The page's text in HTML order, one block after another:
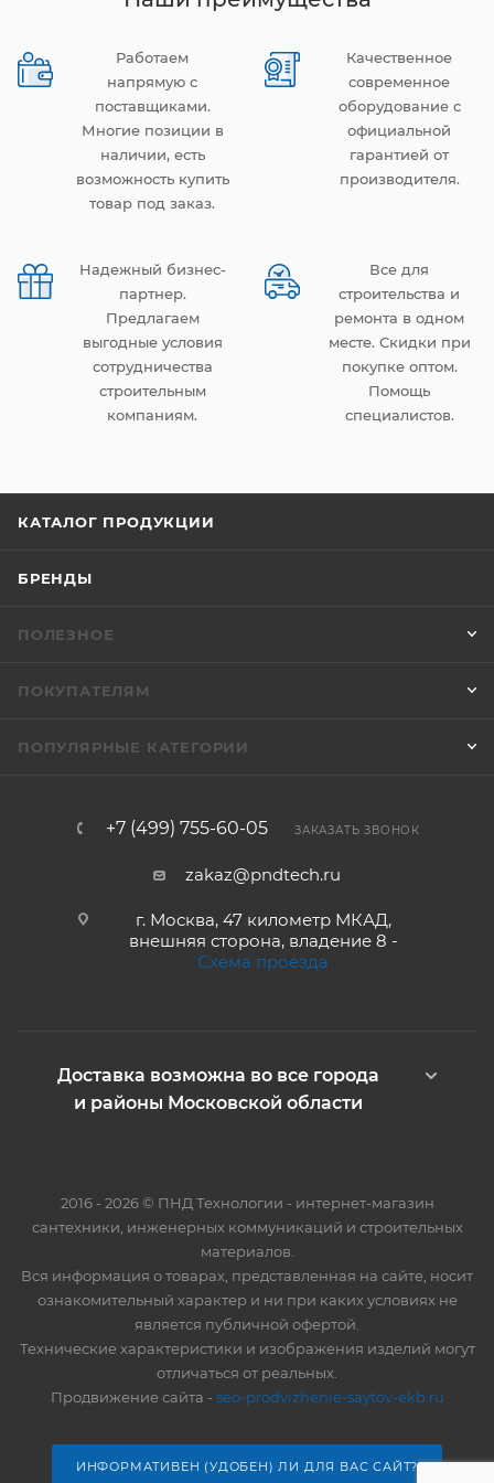
Работаем
напрямую с
поставщиками.
Многие позиции в
наличии, есть
возможность купить
товар под заказ.
Качественное
современное
оборудование с
официальной
гарантией от
производителя.
Надежный бизнес-
партнер.
Предлагаем
выгодные условия
сотрудничества
строительным
компаниям.
Все для
строительства и
ремонта в одном
месте. Скидки при
покупке оптом.
Помощь
специалистов.
КАТАЛОГ ПРОДУКЦИИ
БРЕНДЫ
ПОЛЕЗНОЕ
ПОКУПАТЕЛЯМ
ПОПУЛЯРНЫЕ КАТЕГОРИИ
+7 (499) 755-60-05 ЗАКАЗАТЬ ЗВОНОК
zakaz@pndtech.ru
г. Москва, 47 километр МКАД,
внешняя сторона, владение 8 -
Схема проезда
Доставка возможна во все города
и районы Московской области
2016 - 2026 © ПНД Технологии - интернет-магазин
сантехники, инженерных коммуникаций и строительных
материалов.
Вся информация о товарах, представленная на сайте, носит
ознакомительный характер и ни при каких условиях не
является публичной офертой.
Технические характеристики и изображения изделий могут
отличаться от реальных.
Продвижение сайта - seo-prodvizhenie-saytov-ekb.ru
ИНФОРМАТИВЕН (УДОБЕН) ЛИ ДЛЯ ВАС САЙТ?